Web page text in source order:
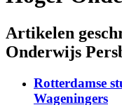
Artikelen
Onderwijs
Rotterdamse
Wageningers